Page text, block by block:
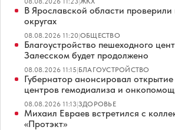
В Ярославской области
округах
08.08.2026 11:20|ОБЩЕСТВО
Благоустройство пешеходного
Залесском будет продолжено
08.08.2026 11:15|БЛАГОУСТРОЙСТВО
Губернатор анонсировал
центров гемодиализа и
08.08.2026 11:13|ЗДОРОВЬЕ
Михаил Евраев встретился с
«Протэкт»